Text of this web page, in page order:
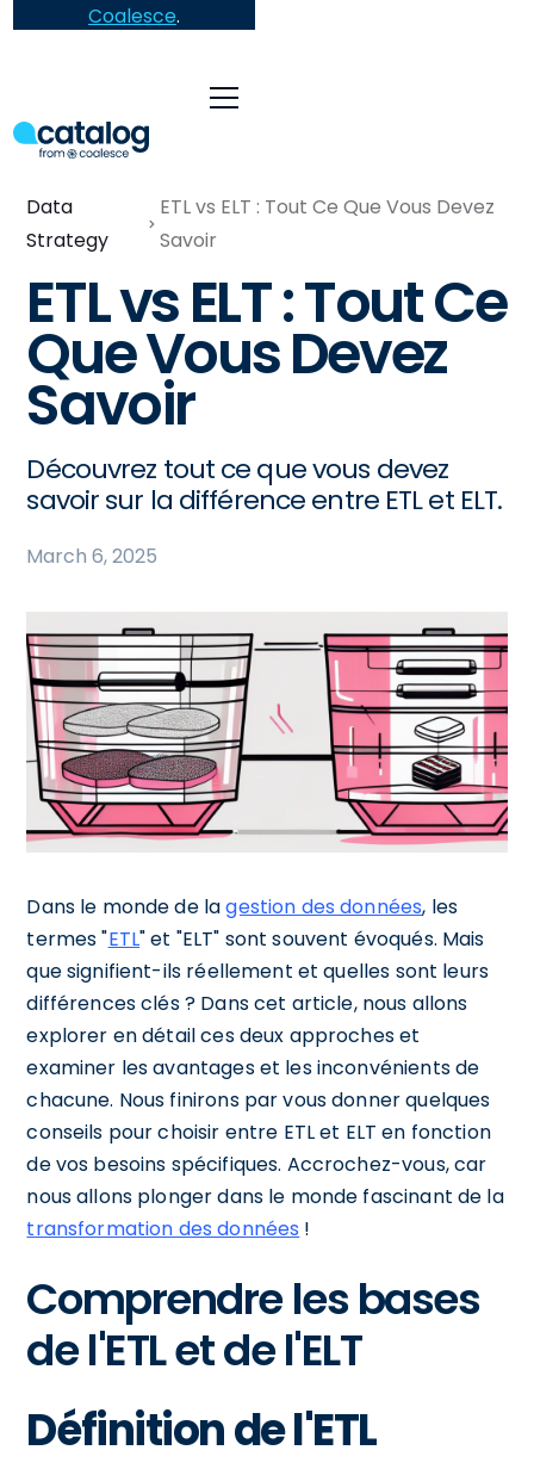
Coalesce.
Data
Strategy
ETL vs ELT : Tout Ce Que Vous Devez
Savoir
ETL vs ELT : Tout Ce
Que Vous Devez
Savoir
Découvrez tout ce que vous devez
savoir sur la différence entre ETL et ELT.
March 6, 2025
Dans le monde de lagestion des données, les
termes "ETL" et "ELT" sont souvent évoqués. Mais
que signifient-ils réellement et quelles sont leurs
différences clés ? Dans cet article, nous allons
explorer en détail ces deux approches et
examiner les avantages et les inconvénients de
chacune. Nous finirons par vous donner quelques
conseils pour choisir entre ETL et ELT en fonction
de vos besoins spécifiques. Accrochez-vous, car
nous allons plonger dans le monde fascinant de la
transformation des données !
Comprendre les bases
de l'ETL et de l'ELT
Définition de l'ETL